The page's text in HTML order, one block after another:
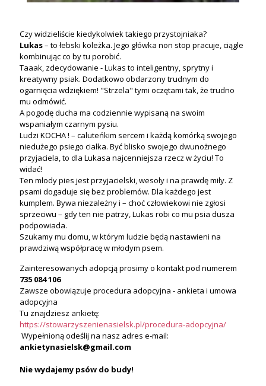
Czy widzieliście kiedykolwiek takiego przystojniaka?
Lukas– to łebski koleżka. Jego główka non stop pracuje, ciągle
kombinując co by tu porobić.
Taaak, zdecydowanie - Lukas to inteligentny, sprytny i
kreatywny psiak. Dodatkowo obdarzony trudnym do
ogarnięcia wdziękiem! "Strzela" tymi oczętami tak, że trudno
mu odmówić.
A pogodę ducha ma codziennie wypisaną na swoim
wspaniałym czarnym pysiu.
Ludzi KOCHA ! – caluteńkim sercem i każdą komórką swojego
niedużego psiego ciałka. Być blisko swojego dwunożnego
przyjaciela, to dla Lukasa najcenniejsza rzecz w życiu! To
widać!
Ten młody pies jest przyjacielski, wesoły i na prawdę miły. Z
psami dogaduje się bez problemów. Dla każdego jest
kumplem. Bywa niezależny i – choć człowiekowi nie zgłosi
sprzeciwu – gdy ten nie patrzy, Lukas robi co mu psia dusza
podpowiada.
Szukamy mu domu, w którym ludzie będą nastawieni na
prawdziwą współpracę w młodym psem.
Zainteresowanych adopcją prosimy o kontakt pod numerem
735 084 106
Zawsze obowiązuje procedura adopcyjna - ankieta i umowa
adopcyjna
Tu znajdziesz ankietę:
https://stowarzyszenienasielsk.pl/procedura-adopcyjna/
Wypełnioną odeślij na nasz adres e-mail:
ankietynasielsk@gmail.com
Nie wydajemy psów do budy!